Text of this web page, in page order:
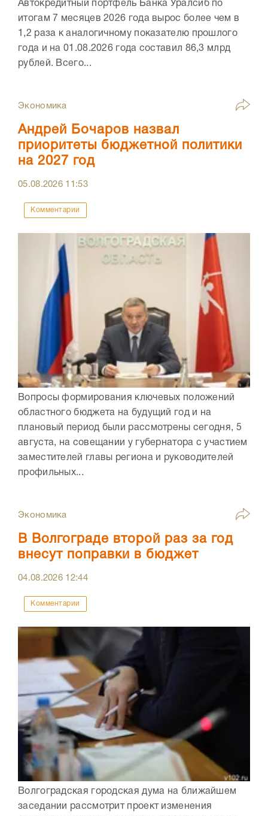
Автокредитный портфель Банка Уралсиб по
итогам 7 месяцев 2026 года вырос более чем в
1,2 раза к аналогичному показателю прошлого
года и на 01.08.2026 года составил 86,3 млрд
рублей. Всего...
Экономика
Андрей Бочаров назвал
приоритеты бюджетной политики
на 2027 год
05.08.2026 11:53
Комментарии
Вопросы формирования ключевых положений
областного бюджета на будущий год и на
плановый период были рассмотрены сегодня, 5
августа, на совещании у губернатора с участием
заместителей главы региона и руководителей
профильных...
Экономика
В Волгограде второй раз за год
внесут поправки в бюджет
04.08.2026 12:44
Комментарии
Волгоградская городская дума на ближайшем
заседании рассмотрит проект изменения